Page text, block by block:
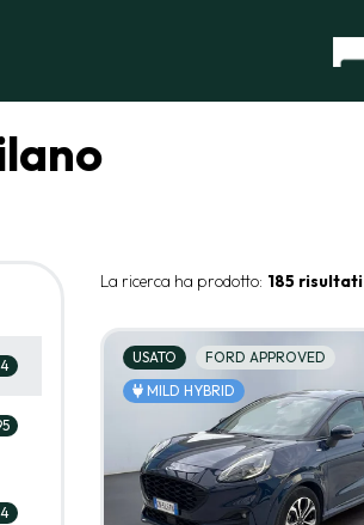
La ricerca ha prodotto: 185 risultati
USATO
FORD APPROVED
MILD HYBRID